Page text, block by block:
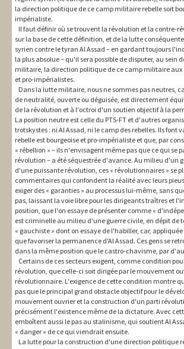
la direction politique de ce camp militaire rebelle soit
impérialiste.
Il faut définir où se trouvent la révolution et la contre-
sur la base de cette définition, et de la lutte
syrien contre le tyran Al Assad – en gardant toujours
la plus absolue – qu'il sera possible de disputer, au sein
militaire, la direction politique de ce camp militaire aux
et pro-impérialistes.
Dans la lutte militaire, nous ne sommes pas neutres,
de neutralité, ouverte ou déguisée, est directement
de la révolution et à l'octroi d'un soutien objectif à la
La position neutre est celle du PTS-FT et d'autres
trotskystes : ni Al Assad, ni le camp des rebelles. Ils font
rebelle est bourgeoise et pro-impérialiste et que, par
« rébellion » – ils n'envisagent même pas que ce qui se
révolution – a été séquestrée d'avance. Au milieu d'un
d'une puissante révolution, ces « révolutionnaires » se
commentaires qui confondent la réalité avec leurs
exiger des « garanties » au processus lui-même, sans
pas, laissant la voie libre pour les dirigeants traîtres et
position, que l'on essaye de présenter comme «
est criminelle au milieu d'une guerre civile, en dépit de
« gauchiste » dont on essaye de l'habiller, car,
que favoriser la permanence d'Al Assad. Ces gens se
dans la même position que le castro-chavisme, par
Certains de ces secteurs exigent, comme condition
révolution, que celle-ci soit dirigée par le mouvement
révolutionnaire. L'exigence de cette condition montre
pas que le principal grand obstacle objectif pour le
mouvement ouvrier et la construction d'un parti
précisément l'existence même de la dictature. Avec
emboîtent aussi le pas au stalinisme, qui soutient Al
« danger » de ce qui viendrait ensuite.
La lutte pour la construction d'une direction politique